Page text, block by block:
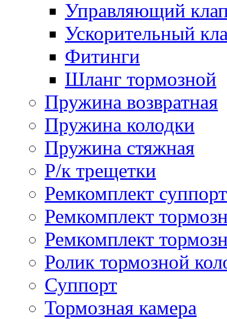
Управляющий
Ускорительный
Фитинги
Шланг тормозной
Пружина возвратная
Пружина колодки
Пружина стяжная
Р/к трещетки
Ремкомплект
Ремкомплект
Ремкомплект
Ролик тормозной
Суппорт
Тормозная камера